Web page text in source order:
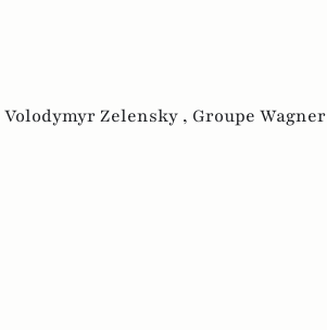
Volodymyr Zelensky , Groupe Wagner